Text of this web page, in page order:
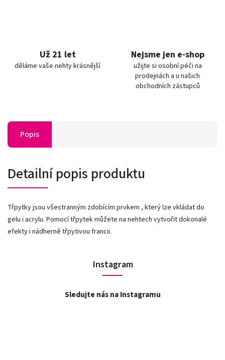
Už 21 let
děláme vaše nehty krásnější
Nejsme jen e-shop
užijte si osobní péči na
prodejnách a u našich
obchodních zástupců
Popis
Detailní popis produktu
Třpytky jsou všestranným zdobícím prvkem , který lze vkládat do
gelu i acrylu. Pomocí třpytek můžete na nehtech vytvořit dokonalé
efekty i nádherně třpytivou francii.
Instagram
Sledujte nás na Instagramu